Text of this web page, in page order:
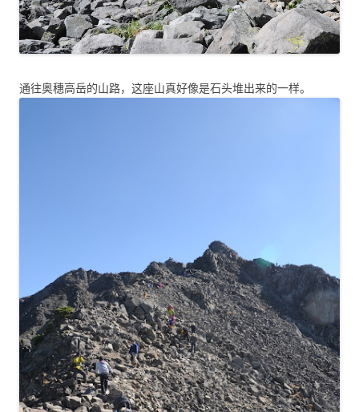
通往奥穗高岳的山路，这座山真好像是石头堆出来的一样。